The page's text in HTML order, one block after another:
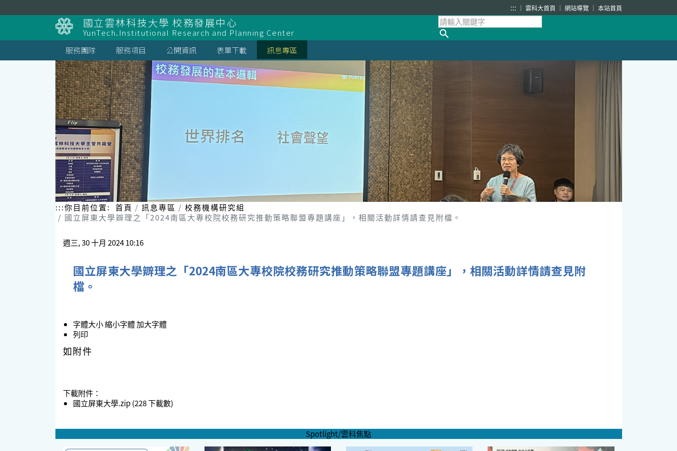
到
主
要
內
容
區
塊
::: 雲科大首頁 網站導覽 本站首頁
國立雲林科技大學 校務發展中心
YunTech.Institutional Research and Planning Center
服務團隊
服務項目 公開資訊 表單下載 訊息專區
:::你目前位置: 首頁 訊息專區
校務機構研究組
國立屏東大學辧理之「2024南區大專校院校務研究推動策略聯盟專題講座」，相關活動詳情請查見附檔。
週三, 30 十月 2024 10:16
國立屏東大學辧理之「2024南區大專校院校務研究推動策略聯盟專題講座」，相關活動詳情請查見附
檔。
字體大小縮小字體加大字體
列印
如附件
下載附件：
國立屏東大學.zip (228 下載數)
Spotlight/雲科焦點